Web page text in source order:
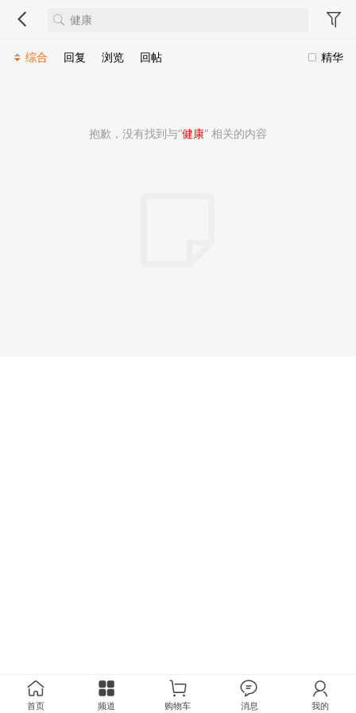
精华
综合 回复 浏览 回帖
抱歉，没有找到与“健康” 相关的内容
首页 频道 购物车 消息 我的